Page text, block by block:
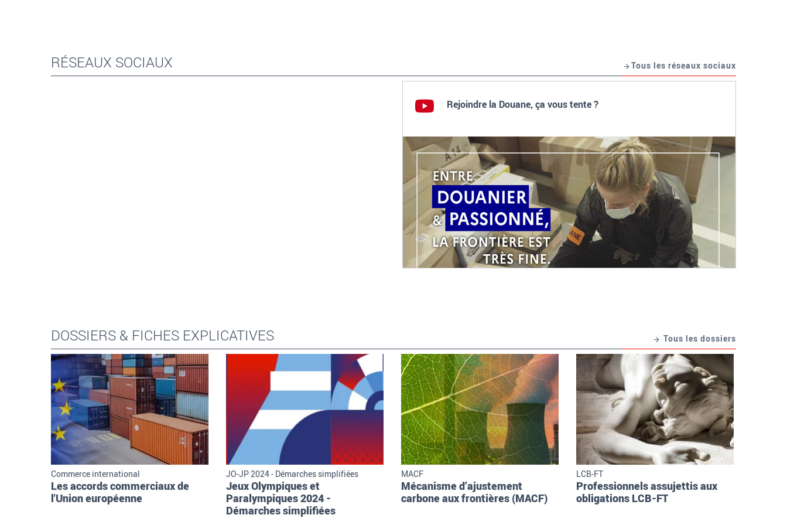
RÉSEAUX SOCIAUX Tous les réseaux sociaux
Rejoindre la Douane, ça vous tente ?
DOSSIERS & FICHES EXPLICATIVES Tous les dossiers
Commerce international
Les accords commerciaux de
l'Union européenne
JO-JP 2024 - Démarches simplifiées
Jeux Olympiques et
Paralympiques 2024 -
Démarches simplifiées
MACF
Mécanisme d’ajustement
carbone aux frontières (MACF)
LCB-FT
Professionnels assujettis aux
obligations LCB-FT